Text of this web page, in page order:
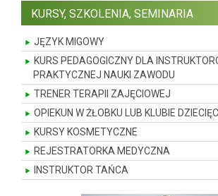
KURSY, SZKOLENIA, SEMINARIA
JĘZYK MIGOWY
KURS PEDAGOGICZNY DLA
PRAKTYCZNEJ NAUKI ZAWODU
TRENER TERAPII ZAJĘCIOWEJ
OPIEKUN W ŻŁOBKU LUB KLUBIE
KURSY KOSMETYCZNE
REJESTRATORKA MEDYCZNA
INSTRUKTOR TAŃCA